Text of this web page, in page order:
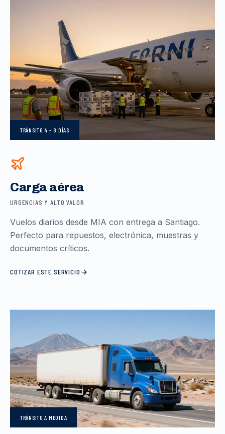
TRÁNSITO4 – 8 DÍAS
Carga aérea
URGENCIAS Y ALTO VALOR
Vuelos diarios desde MIA con entrega a Santiago.
Perfecto para repuestos, electrónica, muestras y
documentos críticos.
COTIZAR ESTE SERVICIO
TRÁNSITOA MEDIDA